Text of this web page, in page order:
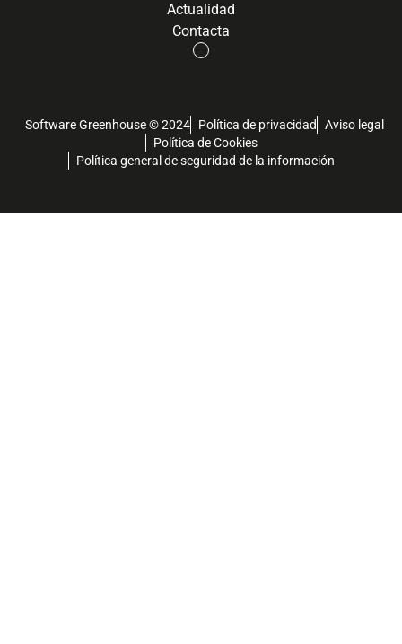
Actualidad
Contacta
Software Greenhouse © 2024 Política de privacidad
Aviso legal
Política de Cookies
Política general de seguridad de la información